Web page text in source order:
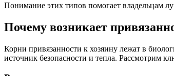
Понимание этих типов помогает владельцам
Почему возникает
Корни привязанности к хозяину лежат в
источник безопасности и тепла. Рассмотрим